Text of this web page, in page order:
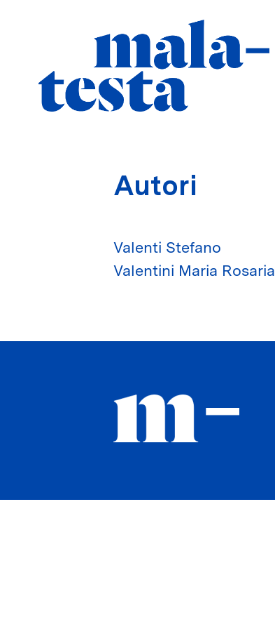
Autori
Valenti Stefano
Valentini Maria Rosaria